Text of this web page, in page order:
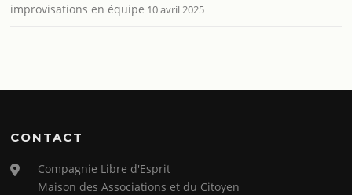
improvisations en équipe 10 avril 2025
CONTACT
Compagnie Libre d'Esprit
Maison des Associations et du Citoyen